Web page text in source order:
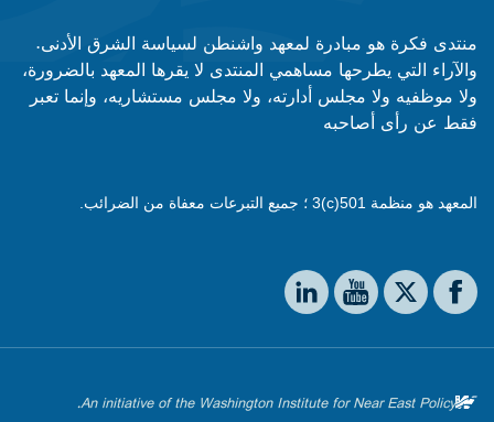
منتدى فكرة هو مبادرة لمعهد واشنطن لسياسة الشرق الأدنى.
والآراء التي يطرحها مساهمي المنتدى لا يقرها المعهد بالضرورة،
ولا موظفيه ولا مجلس أدارته، ولا مجلس مستشاريه، وإنما تعبر
فقط عن رأى أصاحبه
المعهد هو منظمة 501(c)3 ؛ جميع التبرعات معفاة من الضرائب.
Social media
The Washington Institute on Facebook
The Washington Institute on X
The Washington Institute on YouTube
The Washington Institute on LinkedIn
An initiative of the Washington Institute for Near East Policy.